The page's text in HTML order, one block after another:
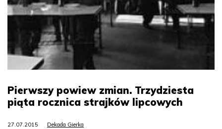
Pierwszy powiew zmian. Trzydziesta
piąta rocznica strajków lipcowych
27.07.2015 Dekada Gierka